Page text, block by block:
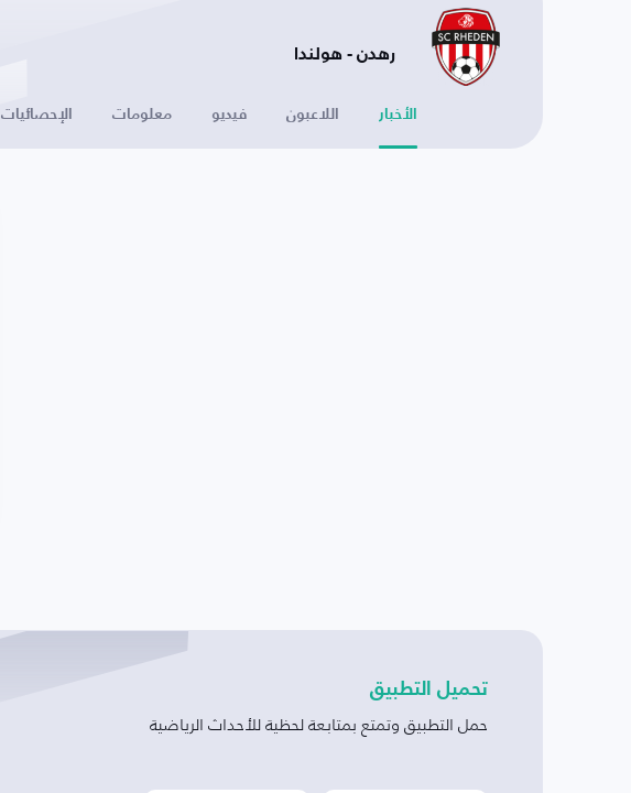
رهدن - هولندا
الأخبار اللاعبون فيديو معلومات الإحصائيات
تحميل التطبيق
حمل التطبيق وتمتع بمتابعة لحظية للأحداث الرياضية